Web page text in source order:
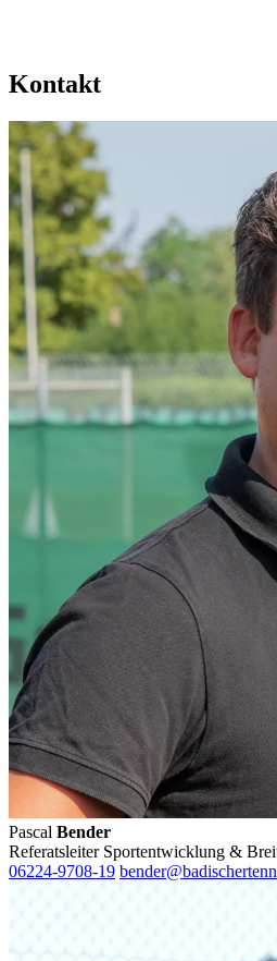
Kontakt
Pascal Bender
Referatsleiter Sportentwicklung &
06224-9708-19